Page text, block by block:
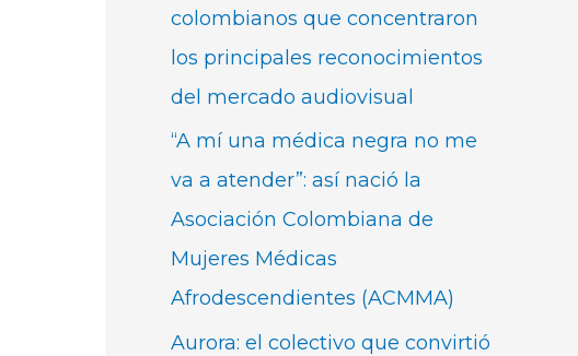
colombianos que concentraron
los principales reconocimientos
del mercado audiovisual
“A mí una médica negra no me
va a atender”: así nació la
Asociación Colombiana de
Mujeres Médicas
Afrodescendientes (ACMMA)
Aurora: el colectivo que convirtió